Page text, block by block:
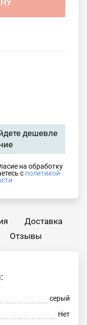
дешевле
на обработку
с политикой
Доставка
Отзывы
серый
Нет